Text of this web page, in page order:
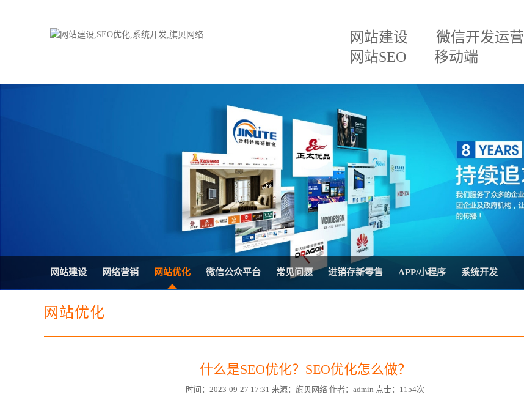
网站建设
微信开发运营
网站SEO
移动端
微信平台建设
电子商务商城建设
H5响应式网站建设方案
防伪防窜货系统
外贸多语言网站建设方案
三级分销系统
网站推广优化方案
在线进销存管理
品牌加盟营销管理系统
营销型网站建设方案
微信小程序
百度排名专家
微信分销
三级分销直销系统
网站SEO优化
移动APP开发
网站托管代运营
关于我们
企业文化
招贤纳士
联系我们
公司公告
网站建设 网络营销 网站优化 微信公众平台 常见问题 进销存新零售 APP/小程序 系统开发
网站优化
什么是SEO优化？SEO优化怎么做？
时间：2023-09-27 17:31 来源：旗贝网络 作者：admin 点击：1154次